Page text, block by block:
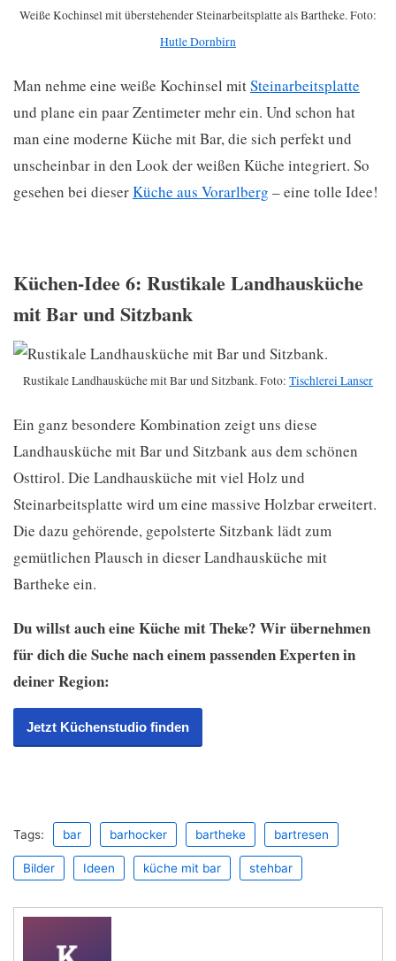
Weiße Kochinsel mit überstehender Steinarbeitsplatte als Bartheke. Foto:
Hutle Dornbirn
Man nehme eine weiße Kochinsel mitSteinarbeitsplatte
und plane ein paar Zentimeter mehr ein. Und schon hat
man eine moderne Küche mit Bar, die sich perfekt und
unscheinbar in den Look der weißen Küche integriert. So
gesehen bei dieserKüche aus Vorarlberg – eine tolle Idee!
Küchen-Idee 6: Rustikale Landhausküche
mit Bar und Sitzbank
Rustikale Landhausküche mit Bar und Sitzbank. Foto: Tischlerei Lanser
Ein ganz besondere Kombination zeigt uns diese
Landhausküche mit Bar und Sitzbank aus dem schönen
Osttirol. Die Landhausküche mit viel Holz und
Steinarbeitsplatte wird um eine massive Holzbar erweitert.
Die dazu gehörende, gepolsterte Sitzbank lädt zum
gemütlichen Plausch in dieser Landhausküche mit
Bartheke ein.
Du willst auch eine Küche mit Theke? Wir übernehmen
für dich die Suche nach einem passenden Experten in
deiner Region:
Jetzt Küchenstudio finden
Tags: bar barhocker bartheke bartresen
Bilder Ideen küche mit bar stehbar